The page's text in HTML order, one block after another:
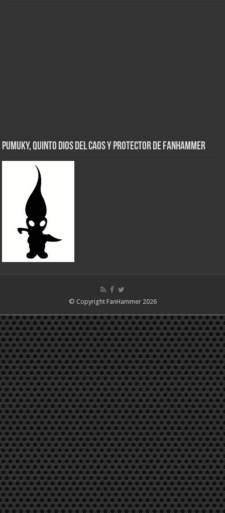
Pumuky, Quinto Dios del Caos y Protector de FanHammer
© Copyright FanHammer 2026